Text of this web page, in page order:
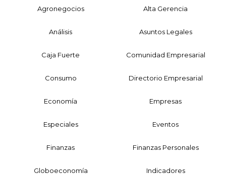
Agronegocios Alta Gerencia
Análisis Asuntos Legales
Caja Fuerte Comunidad Empresarial
Consumo Directorio Empresarial
Economía Empresas
Especiales Eventos
Finanzas Finanzas Personales
Globoeconomía Indicadores